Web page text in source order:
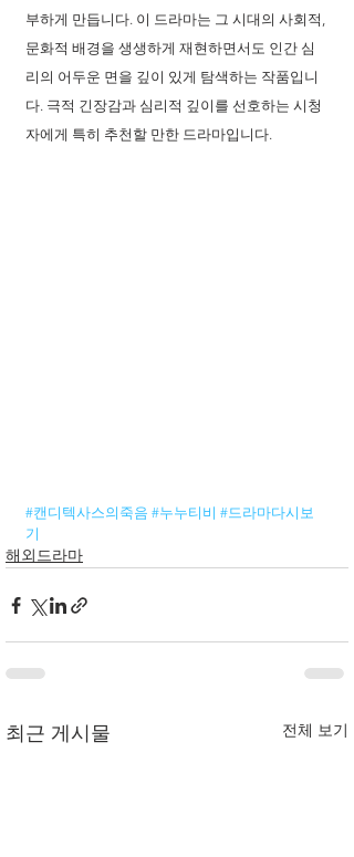
부하게 만듭니다. 이 드라마는 그 시대의 사회적,
문화적 배경을 생생하게 재현하면서도 인간 심
리의 어두운 면을 깊이 있게 탐색하는 작품입니
다. 극적 긴장감과 심리적 깊이를 선호하는 시청
자에게 특히 추천할 만한 드라마입니다.
#캔디텍사스의죽음 #누누티비 #드라마다시보
기
해외드라마
최근 게시물 전체 보기